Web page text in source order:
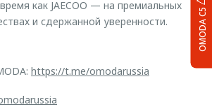
OMODA C5
как JAECOO — на премиальных
и сдержанной уверенности.
https://t.me/omodarussia